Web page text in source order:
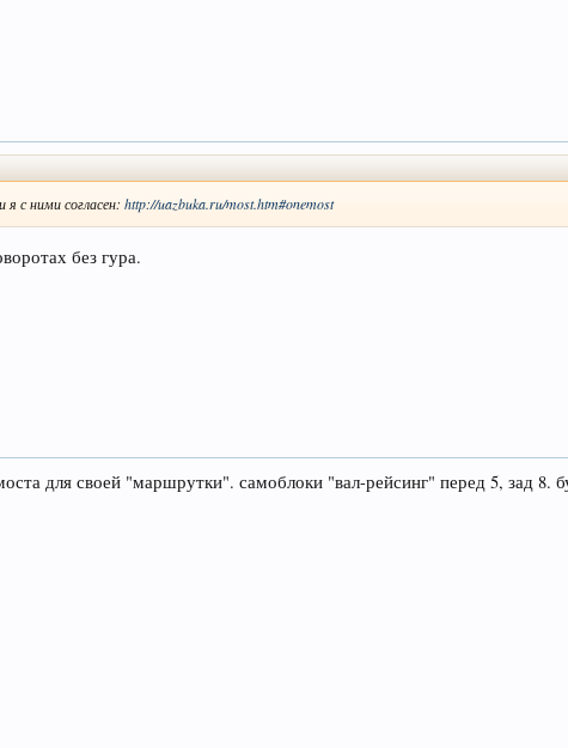
я с ними согласен:http://uazbuka.ru/most.htm#onemost
без гура.
для своей "маршрутки". самоблоки "вал-рейсинг" перед 5, зад 8.